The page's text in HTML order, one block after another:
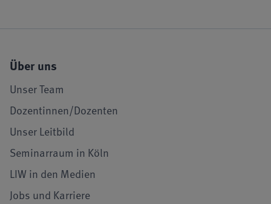
Über uns
Unser Team
Dozentinnen/Dozenten
Unser Leitbild
Seminarraum in Köln
LIW in den Medien
Jobs und Karriere